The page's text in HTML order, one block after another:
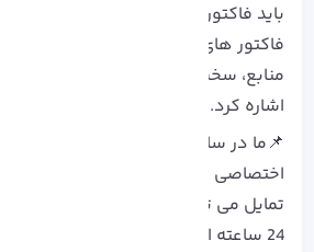
باید فاکتور های زیادی را در نظر
فاکتور های مهم می توان پهنا باند نا
منابع، سخت افزار قدرتمند و هزاران
اشاره کرد.
📌ما در سایت آذرسیس انواع
اختصاصی را برای شما عزیزان ارائه
تمایل می توانید با مراجعه به سایت
24 ساعته از سرور متناسب با اهداف